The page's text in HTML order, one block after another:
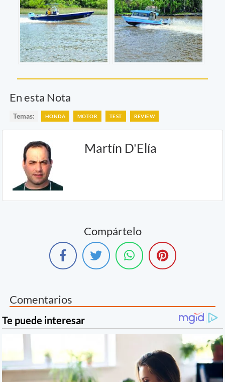
En esta Nota
Temas: HONDA MOTOR TEST REVIEW
Martín D'Elía
Compártelo
Comentarios